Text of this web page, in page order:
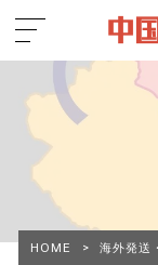
HOME > 海外発送